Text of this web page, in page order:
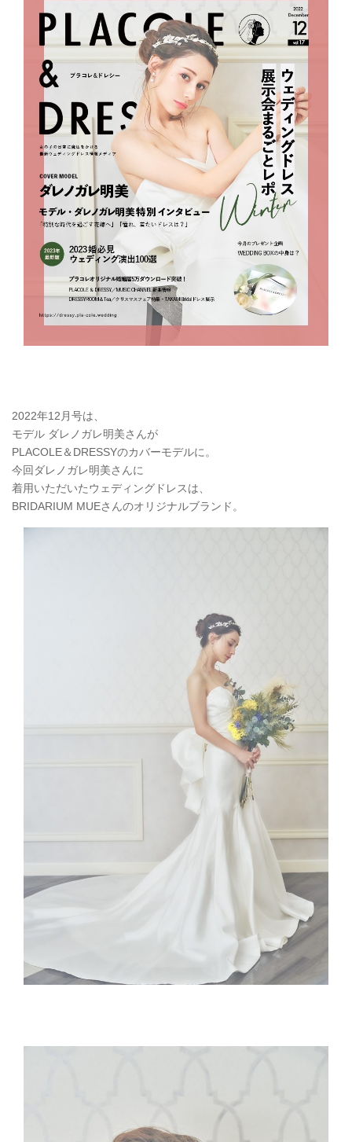
2022年12月号は、
モデル ダレノガレ明美さんが
PLACOLE＆DRESSYのカバーモデルに。
今回ダレノガレ明美さんに
着用いただいたウェディングドレスは、
BRIDARIUM MUEさんのオリジナルブランド。